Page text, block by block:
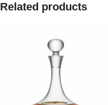
Related products